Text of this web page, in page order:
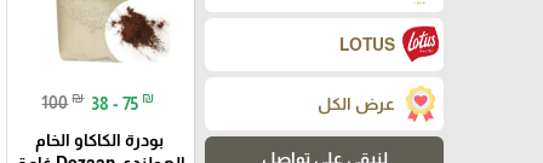
LOTUS
عرض الكل
لنبقى على تواصل
100 ₪ 38 - 75 ₪
بودرة الكاكاو الخام